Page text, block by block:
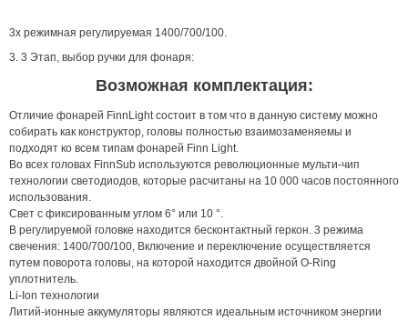
3х режимная регулируемая 1400/700/100.
3. 3 Этап, выбор ручки для фонаря:
Возможная комплектация:
Отличие фонарей FinnLight состоит в том что в данную систему можно
собирать как конструктор, головы полностью взаимозаменяемы и
подходят ко всем типам фонарей Finn Light.
Во всех головах FinnSub используются революционные мульти-чип
технологии светодиодов, которые расчитаны на 10 000 часов постоянного
использования.
Свет с фиксированным углом 6° или 10 °.
В регулируемой головке находится бесконтактный геркон. 3 режима
свечения: 1400/700/100, Включение и переключение осуществляется
путем поворота головы, на которой находится двойной O-Ring
уплотнитель.
Li-Ion технологии
Литий-ионные аккумуляторы являются идеальным источником энергии